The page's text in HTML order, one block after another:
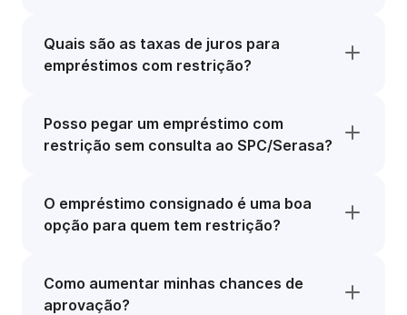
Quais são as taxas de juros para
empréstimos com restrição?
Posso pegar um empréstimo com
restrição sem consulta ao SPC/Serasa?
O empréstimo consignado é uma boa
opção para quem tem restrição?
Como aumentar minhas chances de
aprovação?